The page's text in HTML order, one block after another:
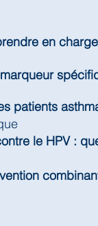
en
patients
le HPV :